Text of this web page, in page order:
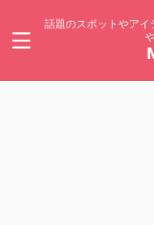
話題のスポットやアイ